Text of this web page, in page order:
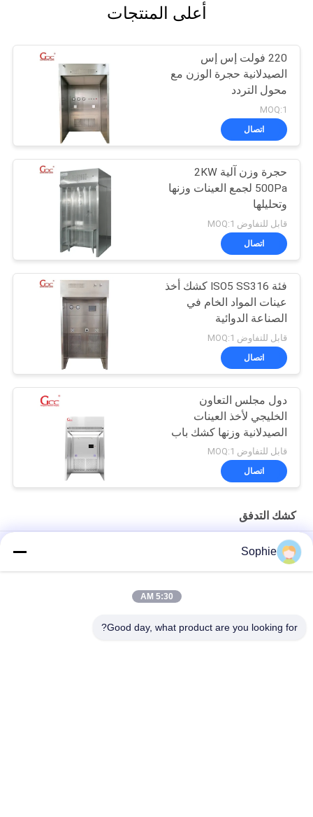
أعلى المنتجات
220 فولت إس إس
الصيدلانية حجرة الوزن مع
محول التردد
MOQ:1
اتصال
حجرة وزن آلية 2KW
500Pa لجمع العينات وزنها
وتحليلها
قابل للتفاوض MOQ:1
اتصال
فئة ISO5 SS316 كشك أخذ
عينات المواد الخام في
الصناعة الدوائية
قابل للتفاوض MOQ:1
اتصال
دول مجلس التعاون
الخليجي لأخذ العينات
الصيدلانية وزنها كشك باب
PVC للمواد الخام
قابل للتفاوض MOQ:1
اتصال
كشك التدفق
الفولاذ المقاوم للصدأ 2KW غرفة أخذ عينات المواد الخام مرشح HEPA
كشك وزن الأدوية للتجارب العلمية ISO
الفولاذ المقاوم للصدأ 220 فولت 50 هرتز وزنها كشك للاختبار
Sophie
5:30 AM
Good day, what product are you looking for?